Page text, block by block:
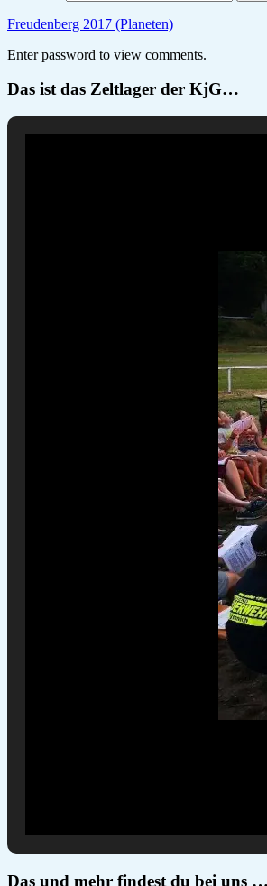
Freudenberg 2017 (Planeten)
Enter password to view comments.
Das ist das Zeltlager der KjG…
Das und mehr findest du bei uns …